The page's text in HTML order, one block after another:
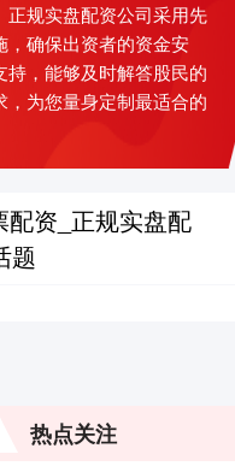
规实盘配资公司采用先
，确保出资者的资金安
，能够及时解答股民的
为您量身定制最适合的
资_正规实盘配
题
热点关注